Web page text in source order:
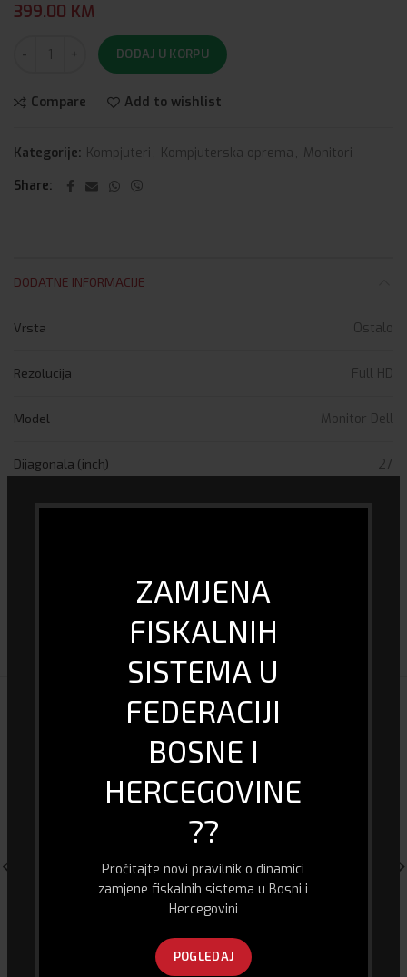
ZAMJENA
FISKALNIH
SISTEMA U
FEDERACIJI
BOSNE I
HERCEGOVINE
??
Pročitajte novi pravilnik o dinamici
zamjene fiskalnih sistema u Bosni i
Hercegovini
POGLEDAJ
399.00 KM
DODAJ U KORPU
Compare Add to wishlist
Kategorije: Kompjuteri , Kompjuterska oprema , Monitori
Share
DODATNE INFORMACIJE
Vrsta Ostalo
Rezolucija Full HD
Model Monitor Dell
Dijagonala (inch) 27
MAX. rezolucija 1920×1080
DOSTAVA I PLAĆANJE
Gaming podloga za miš –
GRAFIČKA KARTICA BIOSTAR